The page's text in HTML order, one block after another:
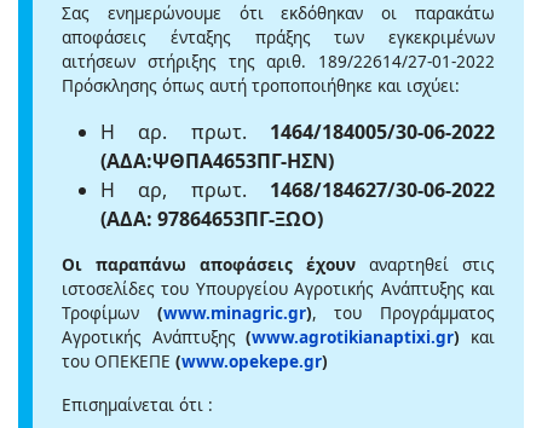
Σας ενημερώνουμε ότι εκδόθηκαν οι παρακάτω
αποφάσεις ένταξης πράξης των εγκεκριμένων
αιτήσεων στήριξης της αριθ. 189/22614/27-01-2022
Πρόσκλησης όπως αυτή τροποποιήθηκε και ισχύει:
Η αρ. πρωτ. 1464/184005/30-06-2022
(ΑΔΑ:ΨΘΠΑ4653ΠΓ-ΗΣΝ)
Η αρ, πρωτ. 1468/184627/30-06-2022
(ΑΔΑ: 97864653ΠΓ-ΞΩΟ)
Οι παραπάνω αποφάσεις έχουν αναρτηθεί στις
ιστοσελίδες του Υπουργείου Αγροτικής Ανάπτυξης και
Τροφίμων (www.minagric.gr), του Προγράμματος
Αγροτικής Ανάπτυξης(www.agrotikianaptixi.gr) και
του ΟΠΕΚΕΠΕ (www.opekepe.gr)
Επισημαίνεται ότι :